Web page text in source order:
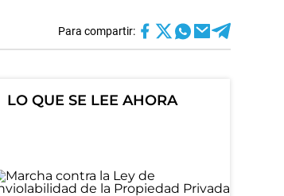
Para compartir:
LO QUE SE LEE AHORA